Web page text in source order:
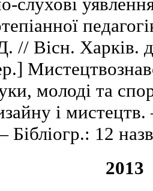
// Вісн. Харків.
молоді та
і
12
2013